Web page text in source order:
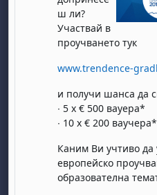
ш ли?
Участвай в
проучването тук
www.trendence-
и получи шанса да
∙ 5 x € 500 вауера*
∙ 10 x € 200 ваучера*
Каним Ви учтиво да
европейско
образователна